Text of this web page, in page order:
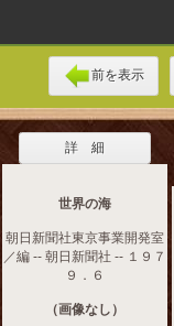
前を表示
詳 細
世界の海
朝日新聞社東京事業開発室
／編 -- 朝日新聞社 -- １９７
９．６
（画像なし）